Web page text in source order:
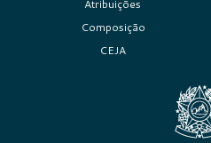
Atribuições
Composição
CEJA